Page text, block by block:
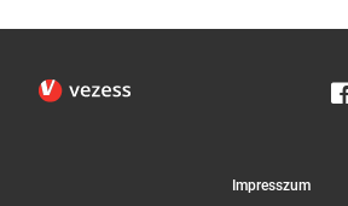
Impresszum